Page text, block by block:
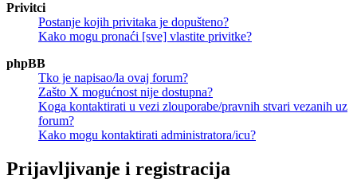
Privitci
Postanje kojih privitaka je dopušteno?
Kako mogu pronaći [sve] vlastite privitke?
phpBB
Tko je napisao/la ovaj forum?
Zašto X mogućnost nije dostupna?
Koga kontaktirati u vezi zlouporabe/pravnih stvari vezanih uz
forum?
Kako mogu kontaktirati administratora/icu?
Prijavljivanje i registracija